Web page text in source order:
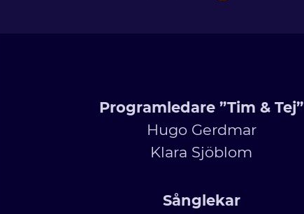
Programledare ”Tim & Tej”
Hugo Gerdmar
Klara Sjöblom
Sånglekar